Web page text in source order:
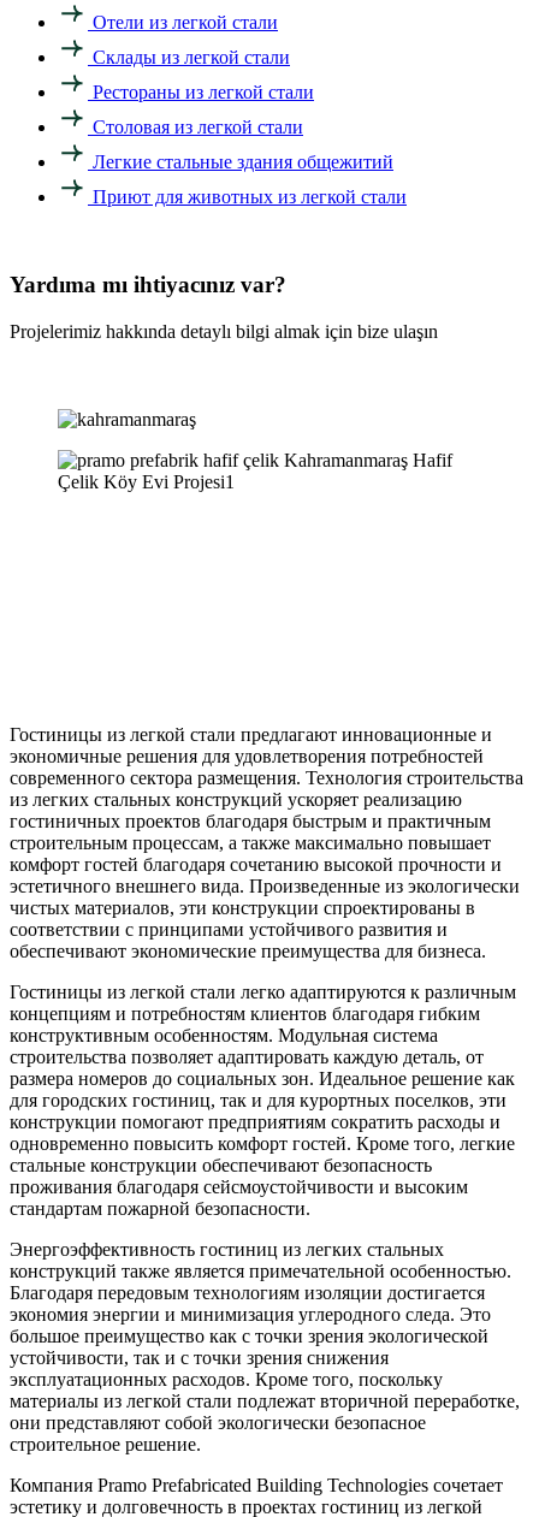
Отели из легкой стали
Склады из легкой стали
Рестораны из легкой стали
Столовая из легкой стали
Легкие стальные здания общежитий
Приют для животных из легкой стали
Yardıma mı ihtiyacınız var?
Projelerimiz hakkında detaylı bilgi almak için bize ulaşın
Гостиницы из легкой стали предлагают инновационные и
экономичные решения для удовлетворения потребностей
современного сектора размещения. Технология строительства
из легких стальных конструкций ускоряет реализацию
гостиничных проектов благодаря быстрым и практичным
строительным процессам, а также максимально повышает
комфорт гостей благодаря сочетанию высокой прочности и
эстетичного внешнего вида. Произведенные из экологически
чистых материалов, эти конструкции спроектированы в
соответствии с принципами устойчивого развития и
обеспечивают экономические преимущества для бизнеса.
Гостиницы из легкой стали легко адаптируются к различным
концепциям и потребностям клиентов благодаря гибким
конструктивным особенностям. Модульная система
строительства позволяет адаптировать каждую деталь, от
размера номеров до социальных зон. Идеальное решение как
для городских гостиниц, так и для курортных поселков, эти
конструкции помогают предприятиям сократить расходы и
одновременно повысить комфорт гостей. Кроме того, легкие
стальные конструкции обеспечивают безопасность
проживания благодаря сейсмоустойчивости и высоким
стандартам пожарной безопасности.
Энергоэффективность гостиниц из легких стальных
конструкций также является примечательной особенностью.
Благодаря передовым технологиям изоляции достигается
экономия энергии и минимизация углеродного следа. Это
большое преимущество как с точки зрения экологической
устойчивости, так и с точки зрения снижения
эксплуатационных расходов. Кроме того, поскольку
материалы из легкой стали подлежат вторичной переработке,
они представляют собой экологически безопасное
строительное решение.
Компания Pramo Prefabricated Building Technologies сочетает
эстетику и долговечность в проектах гостиниц из легкой